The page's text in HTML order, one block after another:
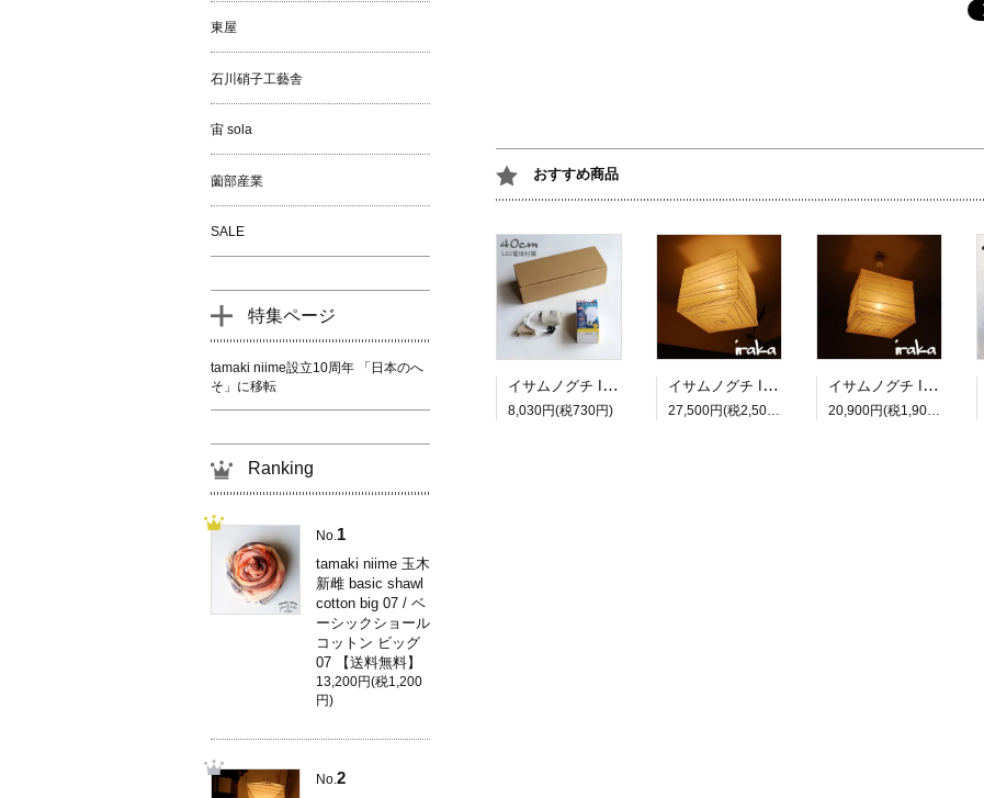
おすすめ商品
イサムノグチ Isamu Noguchi AKARI あかり アカリ ペンダントライト専用コードソケット CD-4 LED電球(E26-40W相当)付属 約40cm
8,030円(税730円)
イサムノグチ Isamu Noguchi AKARI あかり アカリ 45X（無地） ペンダントランプ 和紙照明シェード【送料無料】
27,500円(税2,500円)
イサムノグチ Isamu Noguchi AKARI あかり アカリ 33X（無地） ペンダントランプ 和紙照明シェード【送料無料】
20,900円(税1,900円)
東屋
石川硝子工藝舎
宙 sola
薗部産業
SALE
特集ページ
tamaki niime設立10周年 「日本のへ
そ」に移転
Ranking
No. 1
tamaki niime 玉木
新雌 basic shawl
cotton big 07 / ベ
ーシックショール
コットン ビッグ
07 【送料無料】
13,200円(税1,200
円)
No.2